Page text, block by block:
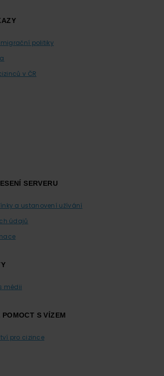
politiky
v ČR
SERVERU
a ustanovení užívání
údajů
médii
S VÍZEM
pro cizince